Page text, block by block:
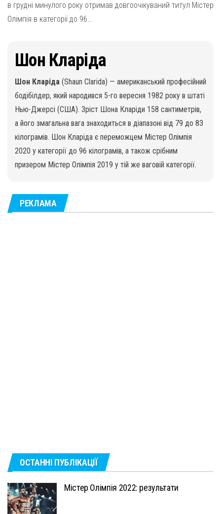
в грудні минулого року отримав довгоочікуваний титул Містер
Олімпія в категорії до 96…
Шон Кларіда
Шон Кларіда (Shaun Clarida) — американський професійний
бодібілдер, який народився 5-го вересня 1982 року в штаті
Нью-Джерсі (США). Зріст Шона Кларіди 158 сантиметрів,
а його змагальна вага знаходиться в діапазоні від 79 до 83
кілограмів. Шон Кларіда є переможцем Містер Олімпія
2020 у категорії до 96 кілограмів, а також срібним
призером Містер Олімпія 2019 у тій же ваговій категорії.
РЕКЛАМА
ОСТАННІ ПУБЛІКАЦІЇ
Містер Олімпія 2022: результати